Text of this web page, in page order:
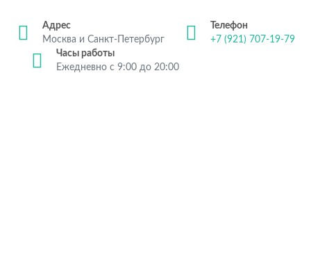
Адрес
Москва и Санкт-Петербург
Телефон
+7 (921) 707-19-79
Часы работы
Ежедневно с 9:00 до 20:00